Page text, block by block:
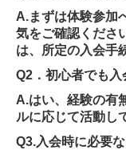
A.まずは体験参加
気をご確認くださ
は、所定の入会手
Q2．初心者でも入
A.はい、経験の有
ルに応じて活動し
Q3.入会時に必要